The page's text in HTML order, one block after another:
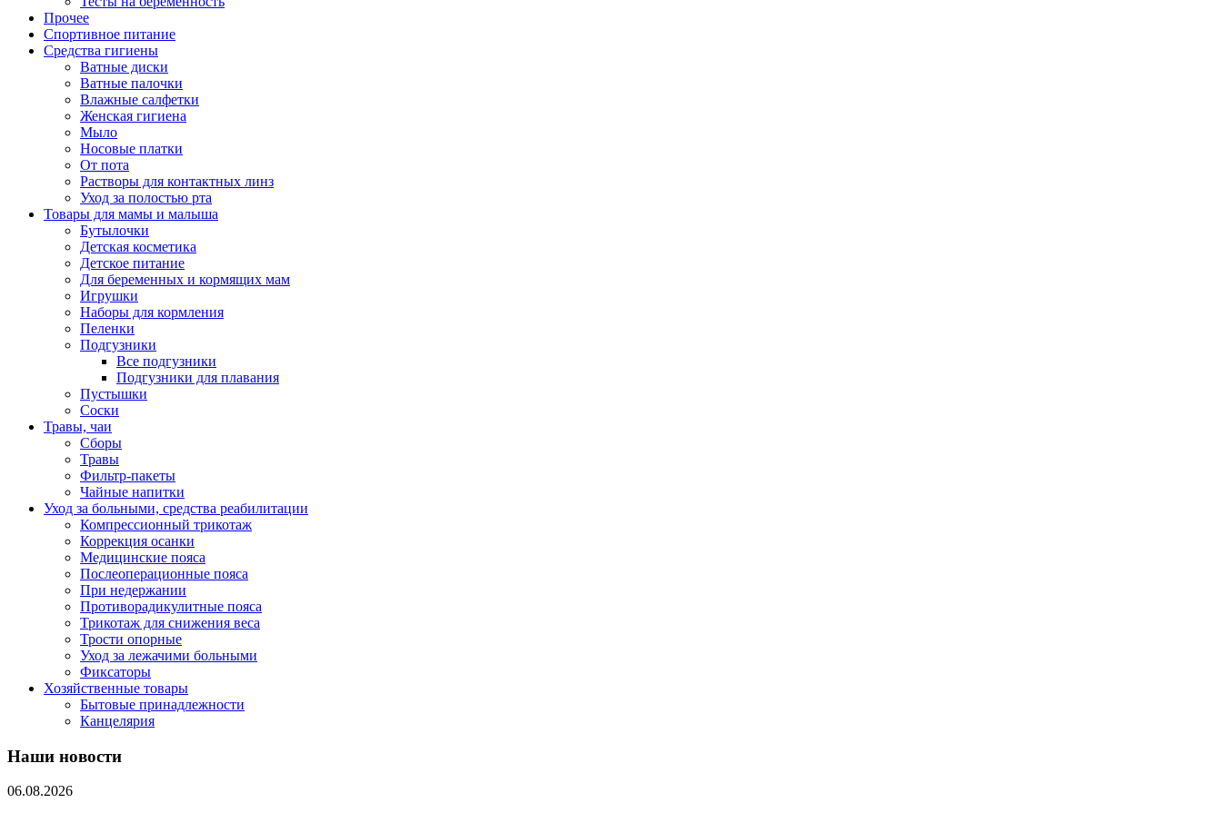
Прочее
Спортивное питание
Средства гигиены
Ватные диски
Ватные палочки
Влажные салфетки
Женская гигиена
Мыло
Носовые платки
От пота
Растворы для контактных линз
Уход за полостью рта
Товары для мамы и малыша
Бутылочки
Детская косметика
Детское питание
Для беременных и кормящих мам
Игрушки
Наборы для кормления
Пеленки
Подгузники
Все подгузники
Подгузники для плавания
Пустышки
Соски
Травы, чаи
Сборы
Травы
Фильтр-пакеты
Чайные напитки
Уход за больными, средства реабилитации
Компрессионный трикотаж
Коррекция осанки
Медицинские пояса
Послеоперационные пояса
При недержании
Противорадикулитные пояса
Трикотаж для снижения веса
Трости опорные
Уход за лежачими больными
Фиксаторы
Хозяйственные товары
Бытовые принадлежности
Канцелярия
Наши новости
06.08.2026